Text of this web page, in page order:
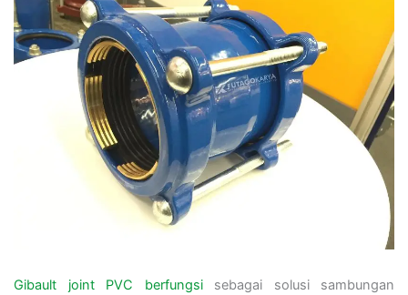
Gibault joint PVC berfungsisebagai solusi sambungan